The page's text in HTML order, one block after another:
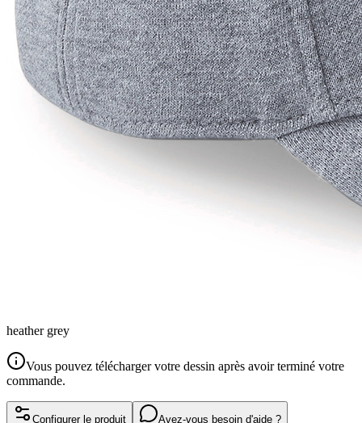
heather grey
Vous pouvez télécharger votre dessin après avoir terminé votre
commande.
Configurer le produit Avez-vous besoin d'aide ?